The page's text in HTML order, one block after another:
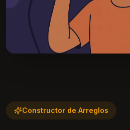
Constructor de Arreglos